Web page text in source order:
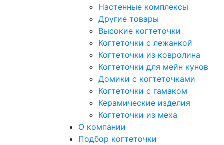
Настенные комплексы
Другие товары
Высокие когтеточки
Когтеточки с лежанкой
Когтеточки из ковролина
Когтеточки для мейн кунов
Домики с когтеточками
Когтеточки с гамаком
Керамические изделия
Когтеточки из меха
О компании
Подбор когтеточки